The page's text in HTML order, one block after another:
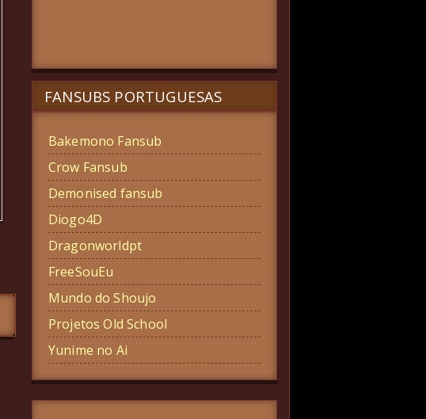
FANSUBS PORTUGUESAS
Bakemono Fansub
Crow Fansub
Demonised fansub
Diogo4D
Dragonworldpt
FreeSouEu
Mundo do Shoujo
Projetos Old School
Yunime no Ai